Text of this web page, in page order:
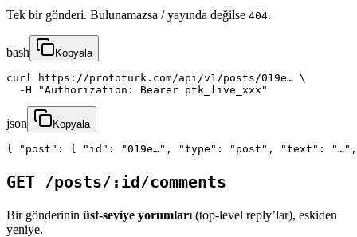
Tek bir gönderi. Bulunamazsa / yayında değilse 404.
bash Kopyala
curl https://prototurk.com/api/v1/posts/019e… \
  -H "Authorization: Bearer ptk_live_xxx"
json Kopyala
{ "post": { "id": "019e…", "type": "post", "text":
GET /posts/:id/comments
Bir gönderinin üst-seviye yorumları (top-level reply’lar), eskiden
yeniye.